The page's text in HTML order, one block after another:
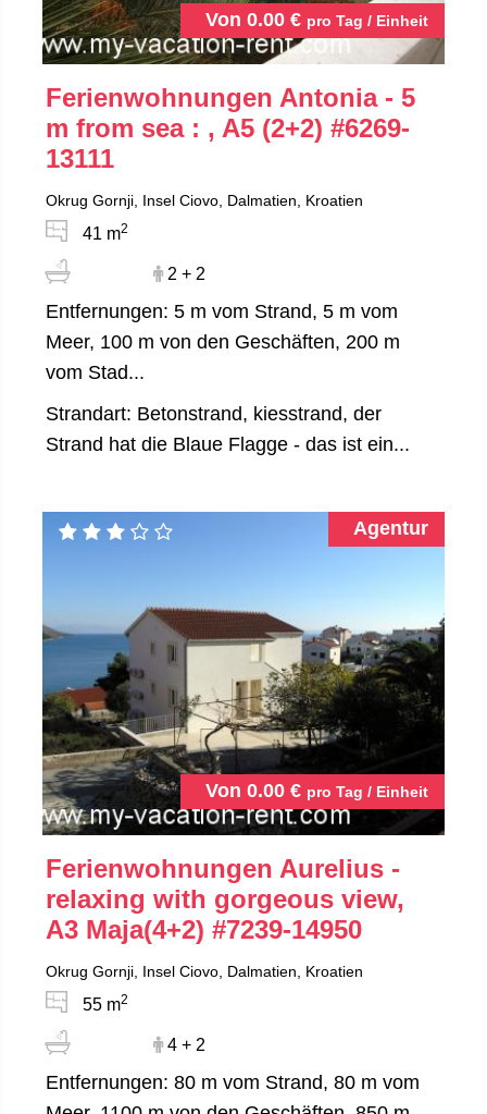
Von 0.00 € pro Tag / Einheit
Ferienwohnungen Antonia - 5
m from sea : , A5 (2+2) #6269-
13111
Okrug Gornji, Insel Ciovo, Dalmatien, Kroatien
41 m2
2 + 2
Entfernungen: 5 m vom Strand, 5 m vom
Meer, 100 m von den Geschäften, 200 m
vom Stad...
Strandart: Betonstrand, kiesstrand, der
Strand hat die Blaue Flagge - das ist ein...
Von 0.00 € pro Tag / Einheit
Agentur
Ferienwohnungen Aurelius -
relaxing with gorgeous view,
A3 Maja(4+2) #7239-14950
Okrug Gornji, Insel Ciovo, Dalmatien, Kroatien
55 m2
4 + 2
Entfernungen: 80 m vom Strand, 80 m vom